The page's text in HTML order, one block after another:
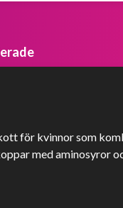
för kvinnor som
med aminosyror